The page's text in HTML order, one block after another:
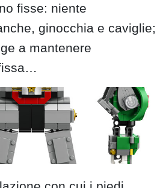
fisse: niente
ginocchia e caviglie;
a mantenere